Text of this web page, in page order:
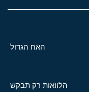
האח הגדול
הלוואות רק תבקש